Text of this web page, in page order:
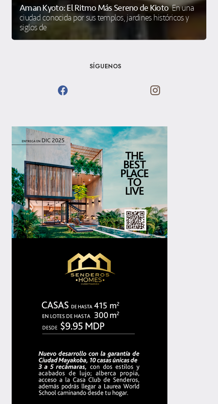
Aman Kyoto: El Ritmo Más Sereno de Kioto En una
ciudad conocida por sus templos, jardines históricos y
siglos de
SÍGUENOS